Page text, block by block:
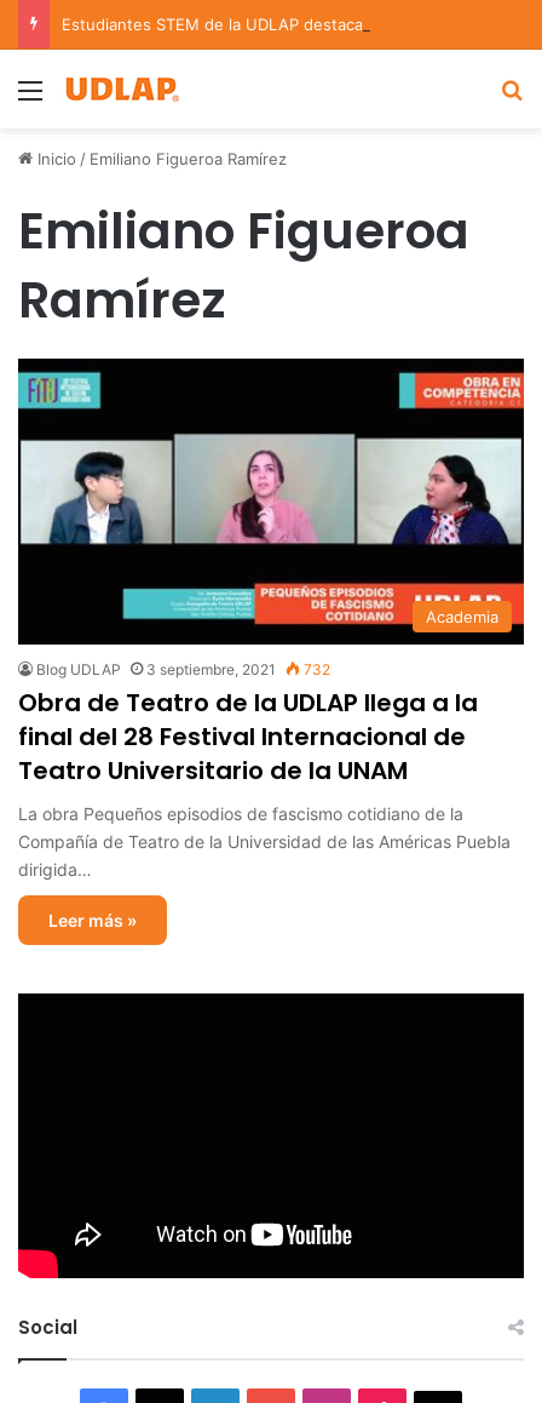
Menu
Inicio / Emiliano Figueroa Ramírez
Emiliano Figueroa
Ramírez
Academia
Blog UDLAP 3 septiembre, 2021 732
Obra de Teatro de la UDLAP llega a la
final del 28 Festival Internacional de
Teatro Universitario de la UNAM
La obra Pequeños episodios de fascismo cotidiano de la
Compañía de Teatro de la Universidad de las Américas Puebla
dirigida…
Leer más »
Social